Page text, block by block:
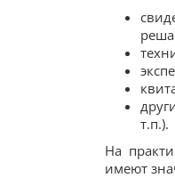
т.п.).
На
имеют